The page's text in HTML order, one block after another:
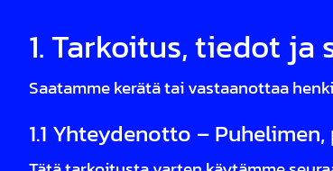
1. Tarkoitus, tiedot ja
Saatamme kerätä tai vastaanottaa
1.1 Yhteydenotto –